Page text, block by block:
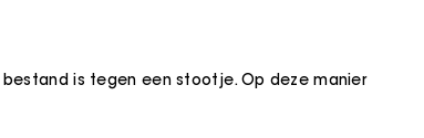
is tegen een stootje. Op deze manier